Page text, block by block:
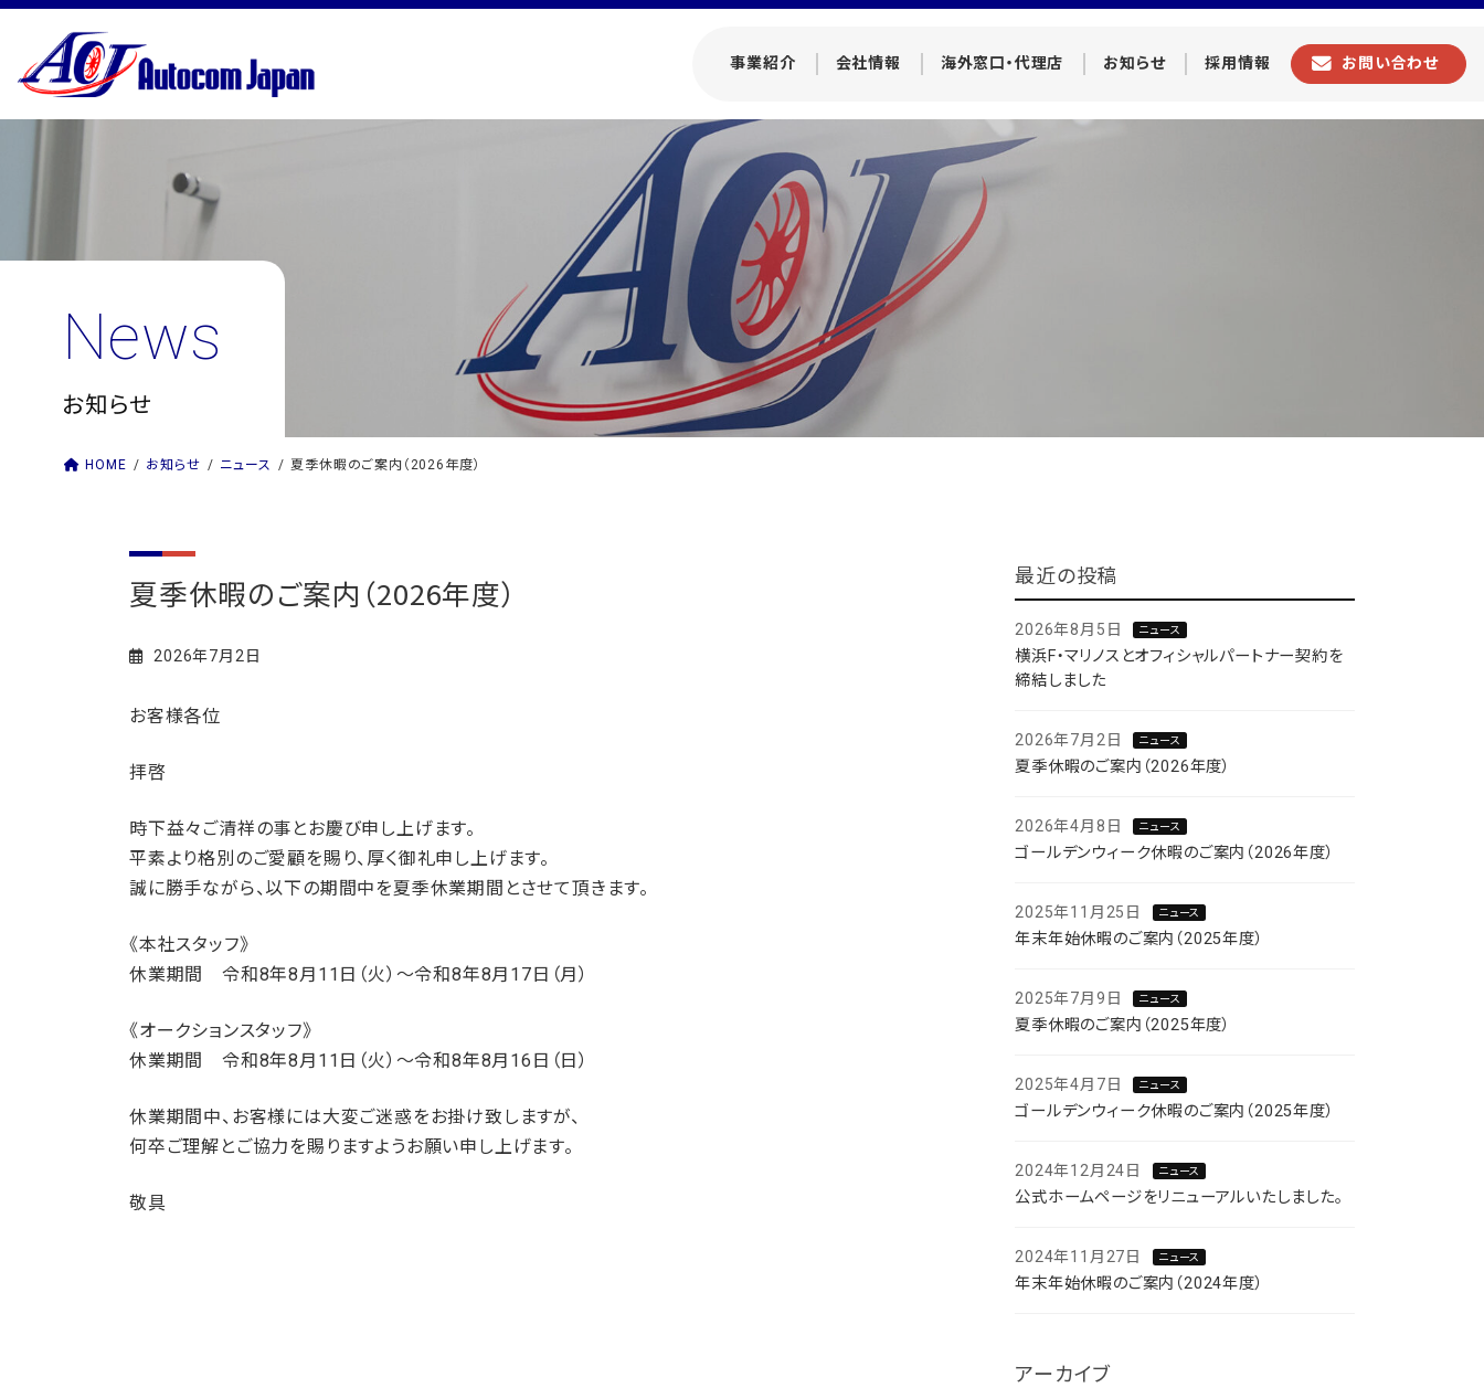
コ
ツ
ナ
シ
事業紹介 会社情報 海外窓口・代理店 お知らせ 採用情報 お問い合わせ
お知らせ
News
HOME お知らせ ニュース 夏季休暇のご案内（2026年度）
夏季休暇のご案内（2026年度）
2026年7月2日
お客様各位
拝啓
時下益々ご清祥の事とお慶び申し上げます。
平素より格別のご愛顧を賜り、厚く御礼申し上げます。
誠に勝手ながら、以下の期間中を夏季休業期間とさせて頂きます。
《本社スタッフ》
休業期間 令和8年8月11日（火）～令和8年8月17日（月）
《オークションスタッフ》
休業期間 令和8年8月11日（火）～令和8年8月16日（日）
休業期間中、お客様には大変ご迷惑をお掛け致しますが、
何卒ご理解とご協力を賜りますようお願い申し上げます。
敬具
最近の投稿
2026年8月5日 ニュース
横浜F・マリノスとオフィシャルパートナー契約を
締結しました
2026年7月2日 ニュース
夏季休暇のご案内（2026年度）
2026年4月8日 ニュース
ゴールデンウィーク休暇のご案内（2026年度）
2025年11月25日 ニュース
年末年始休暇のご案内（2025年度）
2025年7月9日 ニュース
夏季休暇のご案内（2025年度）
2025年4月7日 ニュース
ゴールデンウィーク休暇のご案内（2025年度）
2024年12月24日 ニュース
公式ホームページをリニューアルいたしました。
2024年11月27日 ニュース
年末年始休暇のご案内（2024年度）
アーカイブ